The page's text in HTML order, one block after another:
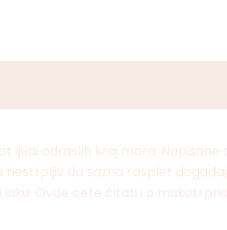
ljudi odraslih kraj mora.
da sazna rasplet
Ovde ćete čitati i o